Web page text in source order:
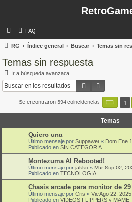
FAQ
RG Índice general Buscar Temas sin
Temas sin respuesta
Ir a búsqueda avanzada
Buscar
Se encontraron 394 coincidencias 1
Temas
Quiero una
Último mensaje por Suppawer « Dom Ene
Publicado en SIN CATEGORIA
Montezuma AI Rebooted!
Último mensaje por jakko « Mar Sep 02,
Publicado en TECNOLOGIA
Chasis arcade para monitor de 29
Último mensaje por Cris « Vie Ago 22,
Publicado en VIDEOS FLIPPERS y MAME